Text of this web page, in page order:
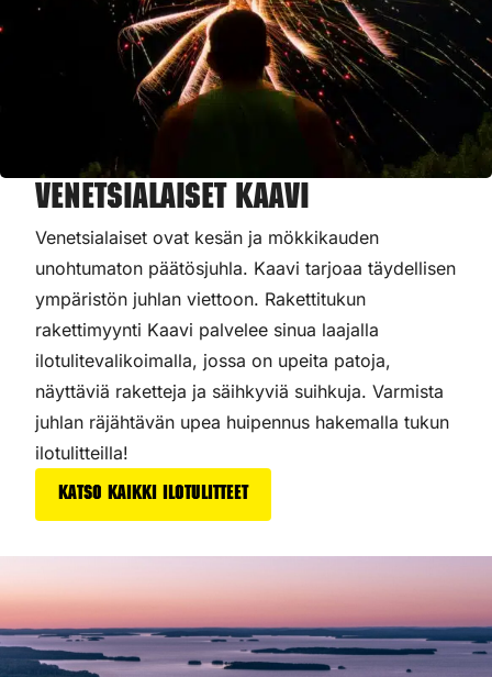
Venetsialaiset Kaavi
Venetsialaiset ovat kesän ja mökkikauden
unohtumaton päätösjuhla. Kaavi tarjoaa täydellisen
ympäristön juhlan viettoon. Rakettitukun
rakettimyynti Kaavi palvelee sinua laajalla
ilotulitevalikoimalla, jossa on upeita patoja,
näyttäviä raketteja ja säihkyviä suihkuja. Varmista
juhlan räjähtävän upea huipennus hakemalla tukun
ilotulitteilla!
Katso kaikki ilotulitteet